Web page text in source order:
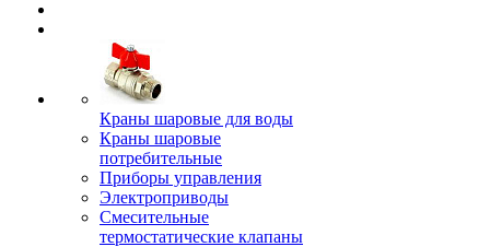
Краны шаровые для воды
Краны шаровые
потребительные
Приборы управления
Электроприводы
Смесительные
термостатические клапаны